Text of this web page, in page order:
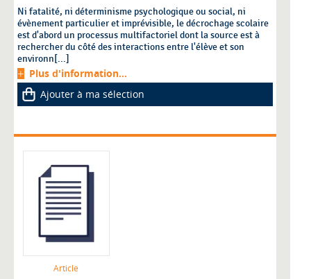
Ni fatalité, ni déterminisme psychologique ou social, ni
évènement particulier et imprévisible, le décrochage scolaire
est d'abord un processus multifactoriel dont la source est à
rechercher du côté des interactions entre l'élève et son
environn[...]
Plus d'information...
Ajouter à ma sélection
Article